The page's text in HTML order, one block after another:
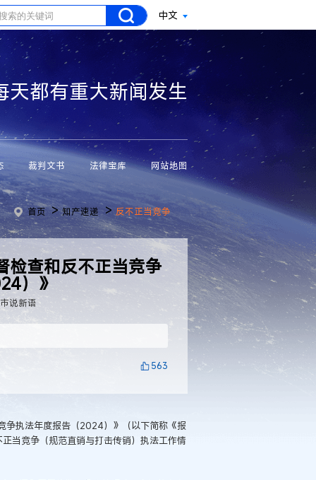
中文
天都有重大新闻发生
裁判文书 法律宝库 网站地图
首页 >知产速递 >反不正当竞争
检查和反不正当竞争
）》
说新语
563
争执法年度报告（2024）》（以下简称《报
当竞争（规范直销与打击传销）执法工作情